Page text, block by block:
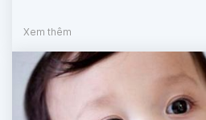
Xem thêm